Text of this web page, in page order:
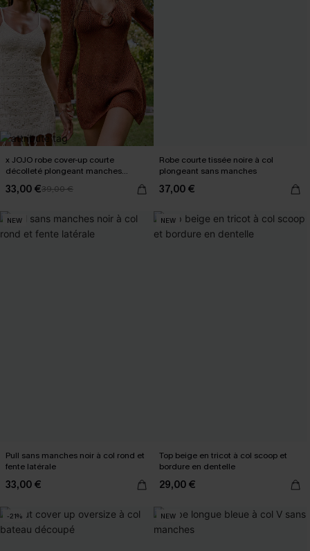
x JOJO robe cover-up courte
décolleté plongeant manches
33,00 €39,00 €
Robe courte tissée noire à col
plongeant sans manches
37,00 €
NEW
Pull sans manches noir à col rond et
fente latérale
33,00 €
NEW
Top beige en tricot à col scoop et
bordure en dentelle
29,00 €
-21% NEW